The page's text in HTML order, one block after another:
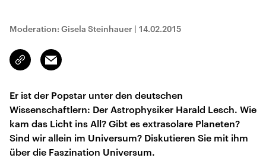
Moderation: Gisela Steinhauer | 14.02.2015
Link
kopieren/teilen
Email
Er ist der Popstar unter den deutschen
Wissenschaftlern: Der Astrophysiker Harald Lesch. Wie
kam das Licht ins All? Gibt es extrasolare Planeten?
Sind wir allein im Universum? Diskutieren Sie mit ihm
über die Faszination Universum.